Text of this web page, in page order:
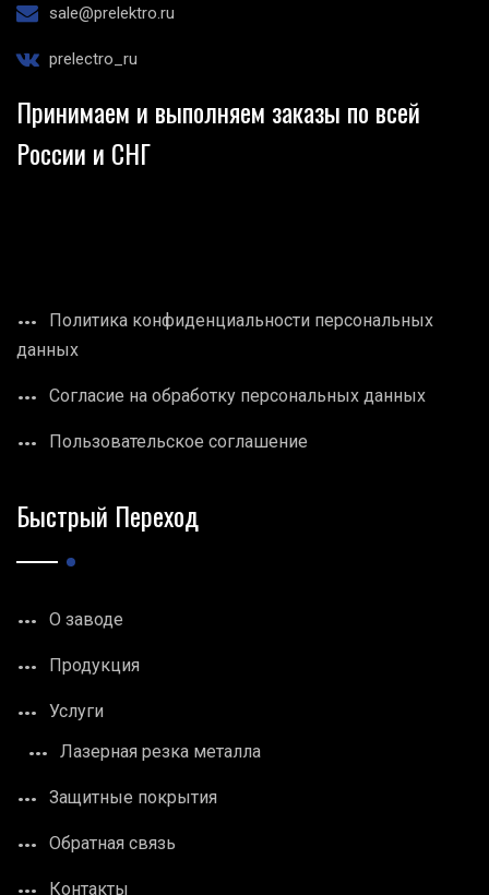
sale@prelektro.ru
prelectro_ru
Принимаем и выполняем заказы по всей
России и СНГ
Политика конфиденциальности персональных
данных
Согласие на обработку персональных данных
Пользовательское соглашение
Быстрый Переход
О заводе
Продукция
Услуги
Лазерная резка металла
Защитные покрытия
Обратная связь
Контакты